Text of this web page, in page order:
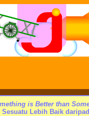
is Better than
Lebih Baik